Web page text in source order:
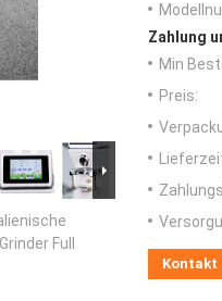
Full
Zahlung
Min
Preis:
Kontakt